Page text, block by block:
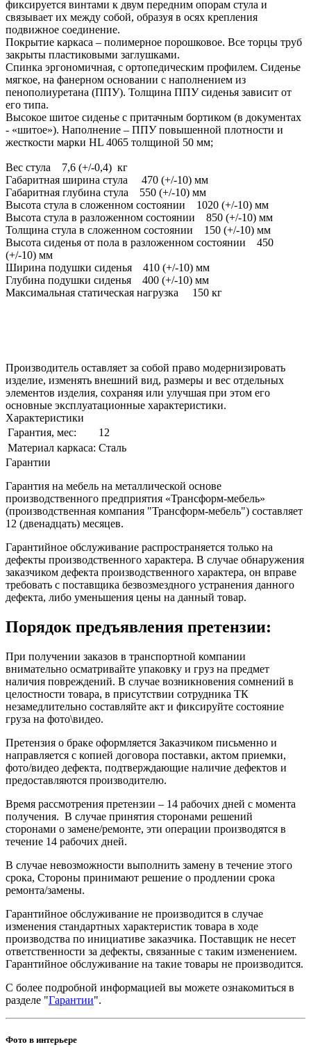
фиксируется винтами к двум передним опорам стула и
связывает их между собой, образуя в осях крепления
подвижное соединение.
Покрытие каркаса – полимерное порошковое. Все торцы труб
закрыты пластиковыми заглушками.
Спинка эргономичная, с ортопедическим профилем. Сиденье
мягкое, на фанерном основании с наполнением из
пенополиуретана (ППУ). Толщина ППУ сиденья зависит от
его типа.
Высокое шитое сиденье с притачным бортиком (в документах
- «шитое»). Наполнение – ППУ повышенной плотности и
жесткости марки HL 4065 толщиной 50 мм;
Вес стула 7,6 (+/-0,4) кг
Габаритная ширина стула 470 (+/-10) мм
Габаритная глубина стула 550 (+/-10) мм
Высота стула в сложенном состоянии 1020 (+/-10) мм
Высота стула в разложенном состоянии 850 (+/-10) мм
Толщина стула в сложенном состоянии 150 (+/-10) мм
Высота сиденья от пола в разложенном состоянии 450
(+/-10) мм
Ширина подушки сиденья 410 (+/-10) мм
Глубина подушки сиденья 400 (+/-10) мм
Максимальная статическая нагрузка 150 кг
Производитель оставляет за собой право модернизировать
изделие, изменять внешний вид, размеры и вес отдельных
элементов изделия, сохраняя или улучшая при этом его
основные эксплуатационные характеристики.
Характеристики
Гарантия, мес:
12
Материал каркаса: Сталь
Гарантии
Гарантия на мебель на металлической основе
производственного предприятия «Трансформ-мебель»
(производственная компания "Трансформ-мебель") составляет
12 (двенадцать) месяцев.
Гарантийное обслуживание распространяется только на
дефекты производственного характера. В случае обнаружения
заказчиком дефекта производственного характера, он вправе
требовать с поставщика безвозмездного устранения данного
дефекта, либо уменьшения цены на данный товар.
Порядок предъявления претензии:
При получении заказов в транспортной компании
внимательно осматривайте упаковку и груз на предмет
наличия повреждений. В случае возникновения сомнений в
целостности товара, в присутствии сотрудника ТК
незамедлительно составляйте акт и фиксируйте состояние
груза на фото\видео.
Претензия о браке оформляется Заказчиком письменно и
направляется с копией договора поставки, актом приемки,
фото/видео дефекта, подтверждающие наличие дефектов и
предоставляются производителю.
Время рассмотрения претензии – 14 рабочих дней c момента
получения. В случае принятия сторонами решений
сторонами о замене/ремонте, эти операции производятся в
течение 14 рабочих дней.
В случае невозможности выполнить замену в течение этого
срока, Стороны принимают решение о продлении срока
ремонта/замены.
Гарантийное обслуживание не производится в случае
изменения стандартных характеристик товара в ходе
производства по инициативе заказчика. Поставщик не несет
ответственности за дефекты, связанные с таким изменением.
Гарантийное обслуживание на такие товары не производится.
С более подробной информацией вы можете ознакомиться в
разделе "Гарантии".
Фото в интерьере